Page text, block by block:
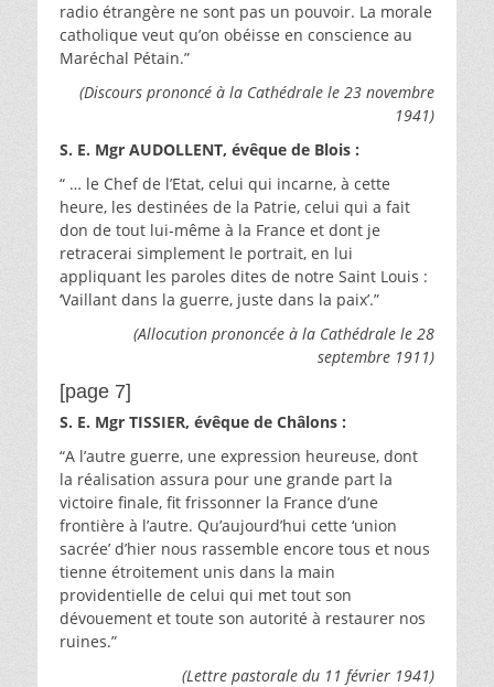
radio étrangère ne sont pas un pouvoir. La morale
catholique veut qu’on obéisse en conscience au
Maréchal Pétain.”
(Discours prononcé à la Cathédrale le 23 novembre
1941)
S. E. Mgr AUDOLLENT, évêque de Blois :
“ … le Chef de l’Etat, celui qui incarne, à cette
heure, les destinées de la Patrie, celui qui a fait
don de tout lui-même à la France et dont je
retracerai simplement le portrait, en lui
appliquant les paroles dites de notre Saint Louis :
‘Vaillant dans la guerre, juste dans la paix’.”
(Allocution prononcée à la Cathédrale le 28
septembre 1911)
[page 7]
S. E. Mgr TISSIER, évêque de Châlons :
“A l’autre guerre, une expression heureuse, dont
la réalisation assura pour une grande part la
victoire finale, fit frissonner la France d’une
frontière à l’autre. Qu’aujourd’hui cette ‘union
sacrée’ d’hier nous rassemble encore tous et nous
tienne étroitement unis dans la main
providentielle de celui qui met tout son
dévouement et toute son autorité à restaurer nos
ruines.”
(Lettre pastorale du 11 février 1941)